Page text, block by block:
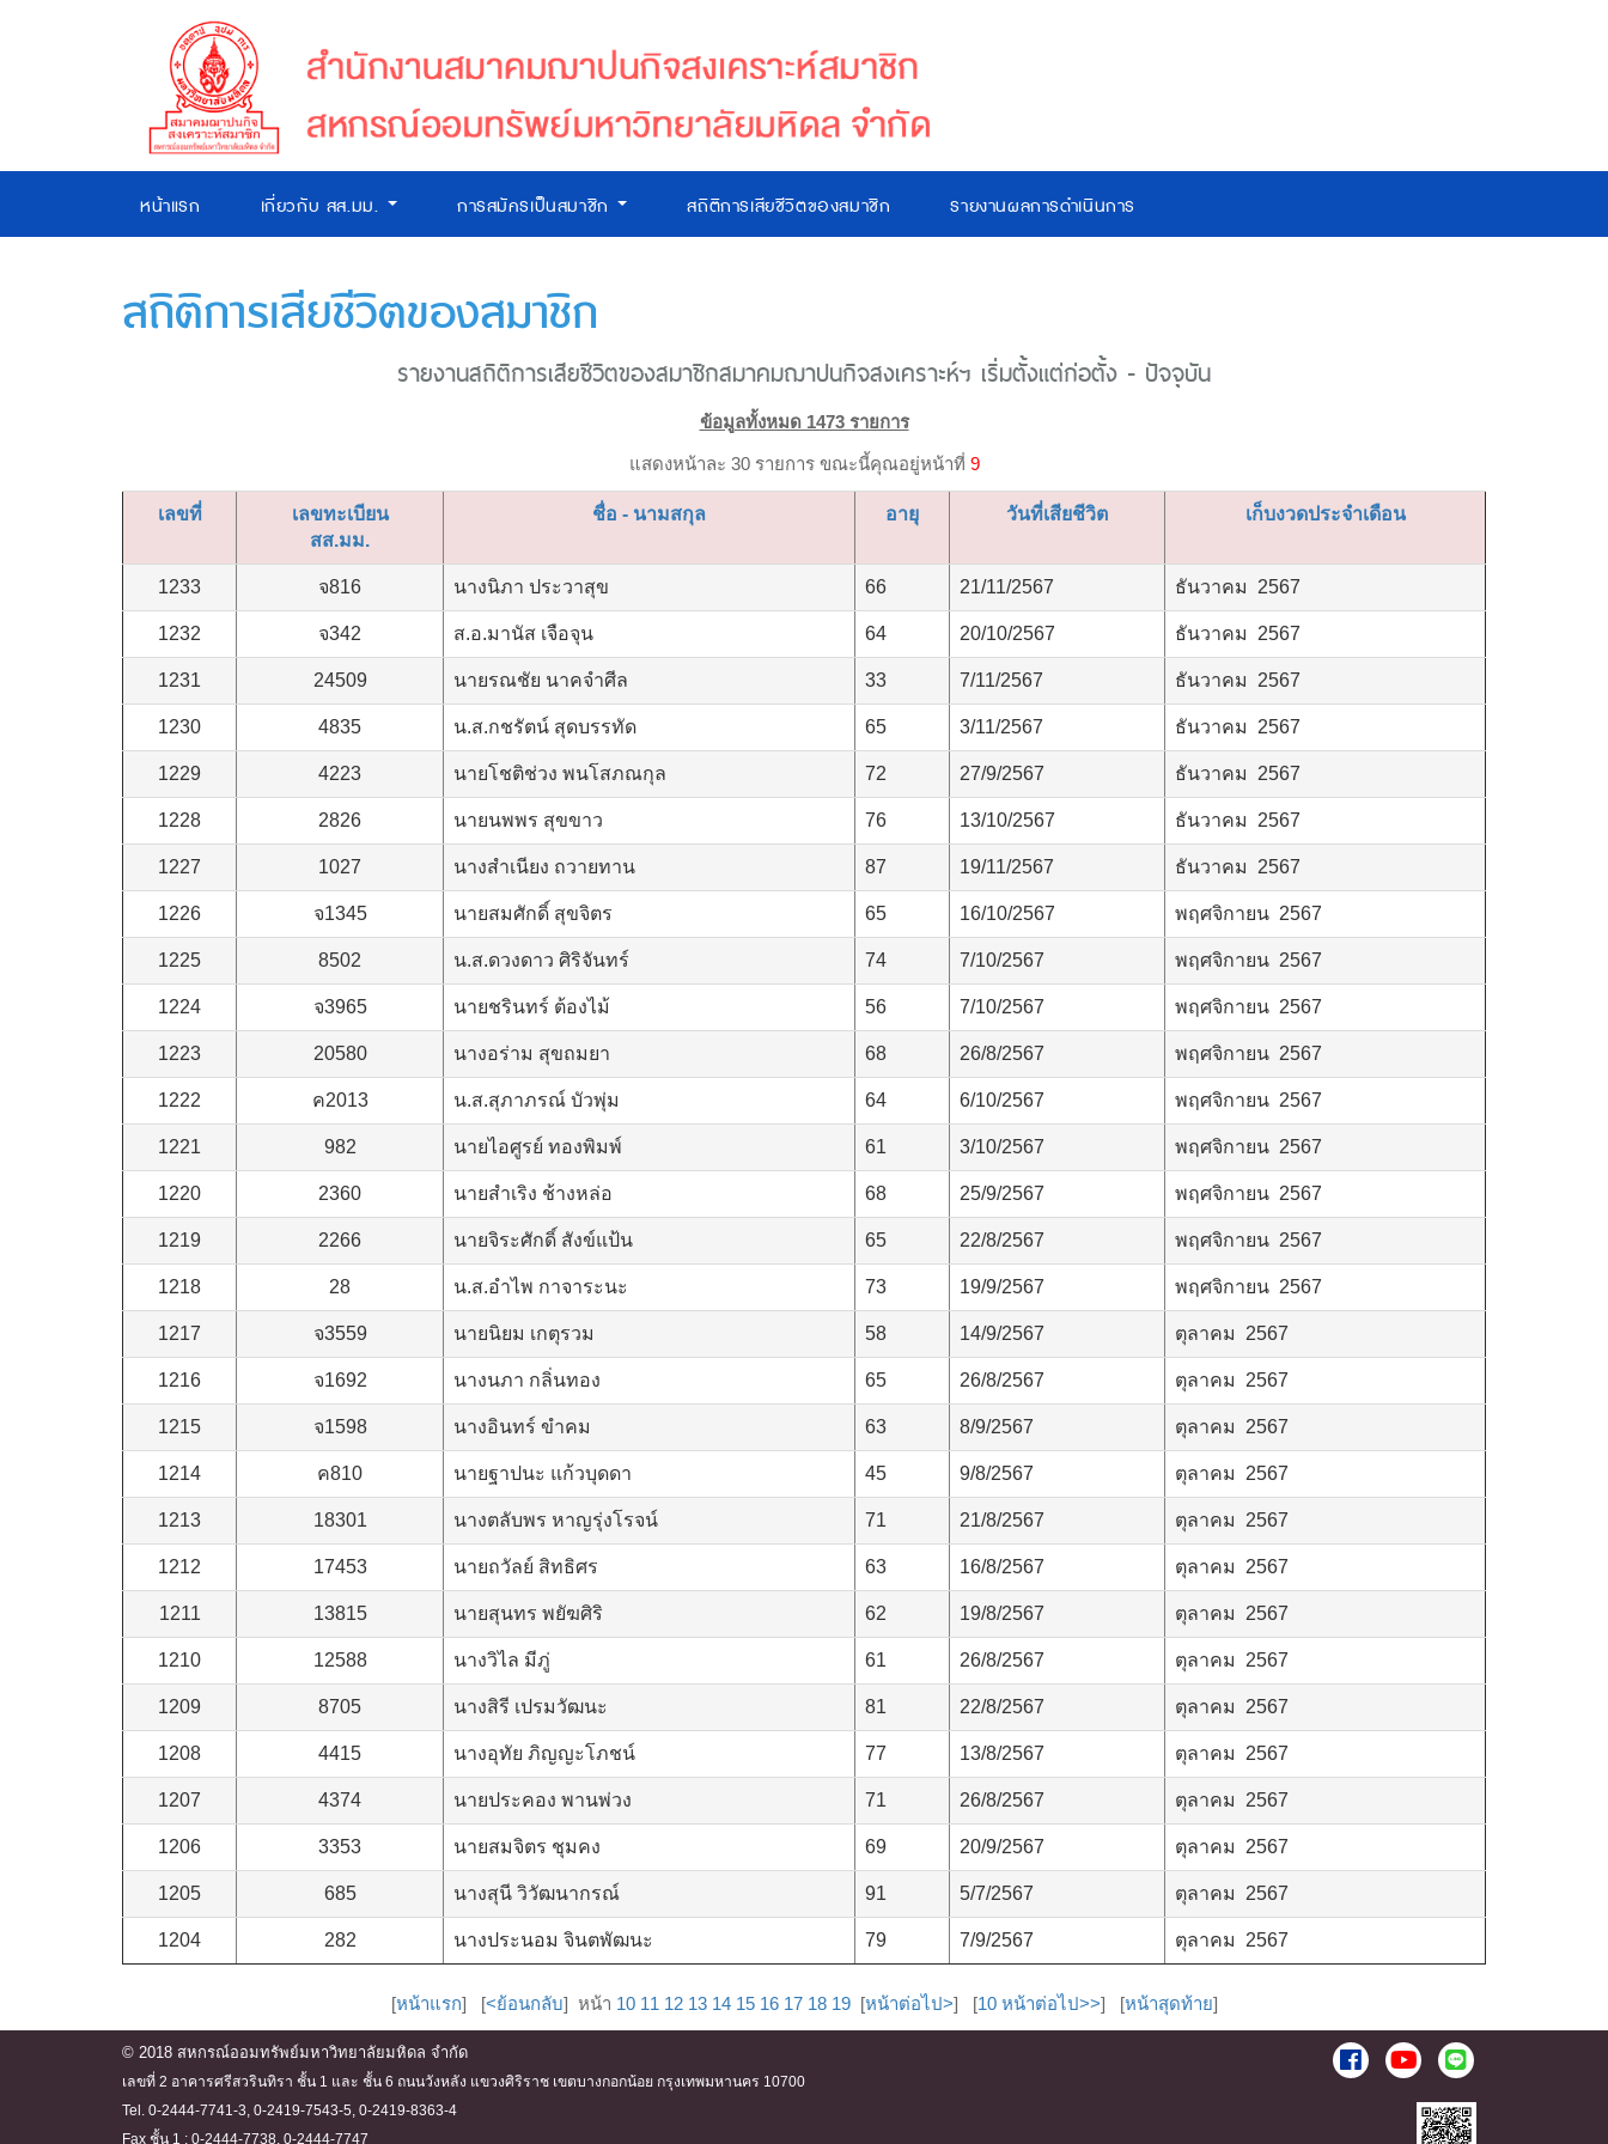
หน้าแรก เกี่ยวกับ สส.มม. การสมัครเป็นสมาชิก สถิติการเสียชีวิตของสมาชิก รายงานผลการดำเนินการ
สถิติการเสียชีวิตของสมาชิก
รายงานสถิติการเสียชีวิตของสมาชิกสมาคมฌาปนกิจสงเคราะห์ฯ เริ่มตั้งแต่ก่อตั้ง - ปัจจุบัน
ข้อมูลทั้งหมด 1473 รายการ
แสดงหน้าละ 30 รายการ ขณะนี้คุณอยู่หน้าที่ 9
เลขที่
เลขทะเบียน
สส.มม.
ชื่อ - นามสกุล อายุ วันที่เสียชีวิต เก็บงวดประจำเดือน
1233 จ816 นางนิภา ประวาสุข 66 21/11/2567 ธันวาคม 2567
1232 จ342 ส.อ.มานัส เจือจุน 64 20/10/2567 ธันวาคม 2567
1231 24509 นายรณชัย นาคจำศีล 33 7/11/2567 ธันวาคม 2567
1230 4835 น.ส.กชรัตน์ สุดบรรทัด 65 3/11/2567 ธันวาคม 2567
1229 4223 นายโชติช่วง พนโสภณกุล 72 27/9/2567 ธันวาคม 2567
1228 2826 นายนพพร สุขขาว 76 13/10/2567 ธันวาคม 2567
1227 1027 นางสำเนียง ถวายทาน 87 19/11/2567 ธันวาคม 2567
1226 จ1345 นายสมศักดิ์ สุขจิตร 65 16/10/2567 พฤศจิกายน 2567
1225 8502 น.ส.ดวงดาว ศิริจันทร์ 74 7/10/2567 พฤศจิกายน 2567
1224 จ3965 นายชรินทร์ ต้องไม้ 56 7/10/2567 พฤศจิกายน 2567
1223 20580 นางอร่าม สุขถมยา 68 26/8/2567 พฤศจิกายน 2567
1222 ค2013 น.ส.สุภาภรณ์ บัวพุ่ม 64 6/10/2567 พฤศจิกายน 2567
1221 982 นายไอศูรย์ ทองพิมพ์ 61 3/10/2567 พฤศจิกายน 2567
1220 2360 นายสำเริง ช้างหล่อ 68 25/9/2567 พฤศจิกายน 2567
1219 2266 นายจิระศักดิ์ สังข์แป้น 65 22/8/2567 พฤศจิกายน 2567
1218 28 น.ส.อำไพ กาจาระนะ 73 19/9/2567 พฤศจิกายน 2567
1217 จ3559 นายนิยม เกตุรวม 58 14/9/2567 ตุลาคม 2567
1216 จ1692 นางนภา กลิ่นทอง 65 26/8/2567 ตุลาคม 2567
1215 จ1598 นางอินทร์ ขำคม 63 8/9/2567 ตุลาคม 2567
1214 ค810 นายฐาปนะ แก้วบุดดา 45 9/8/2567 ตุลาคม 2567
1213 18301 นางตลับพร หาญรุ่งโรจน์ 71 21/8/2567 ตุลาคม 2567
1212 17453 นายถวัลย์ สิทธิศร 63 16/8/2567 ตุลาคม 2567
1211 13815 นายสุนทร พยัฆศิริ 62 19/8/2567 ตุลาคม 2567
1210 12588 นางวิไล มีภู่ 61 26/8/2567 ตุลาคม 2567
1209 8705 นางสิรี เปรมวัฒนะ 81 22/8/2567 ตุลาคม 2567
1208 4415 นางอุทัย ภิญญะโภชน์ 77 13/8/2567 ตุลาคม 2567
1207 4374 นายประคอง พานพ่วง 71 26/8/2567 ตุลาคม 2567
1206 3353 นายสมจิตร ชุมคง 69 20/9/2567 ตุลาคม 2567
1205 685 นางสุนี วิวัฒนากรณ์ 91 5/7/2567 ตุลาคม 2567
1204 282 นางประนอม จินตพัฒนะ 79 7/9/2567 ตุลาคม 2567
[หน้าแรก] [<ย้อนกลับ] หน้า 10 11 12 13 14 15 16 17 18 19[หน้าต่อไป>] [10 หน้าต่อไป>>] [หน้าสุดท้าย]
© 2018 สหกรณ์ออมทรัพย์มหาวิทยาลัยมหิดล จำกัด
เลขที่ 2 อาคารศรีสวรินทิรา ชั้น 1 และ ชั้น 6 ถนนวังหลัง แขวงศิริราช เขตบางกอกน้อย กรุงเทพมหานคร 10700
Tel. 0-2444-7741-3, 0-2419-7543-5, 0-2419-8363-4
Fax ชั้น 1 : 0-2444-7738, 0-2444-7747